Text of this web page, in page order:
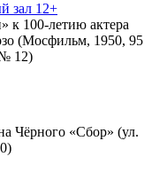
зал 12+
к 100-летию актера
(Мосфильм, 1950, 95
12)
Чёрного «Сбор» (ул.